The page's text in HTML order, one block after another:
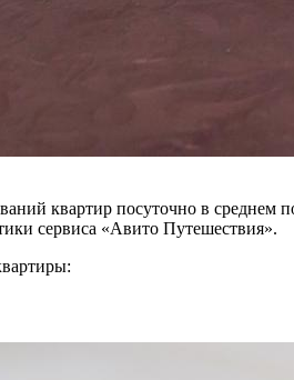
квартир посуточно в среднем
сервиса «Авито Путешествия».